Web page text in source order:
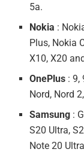
5a.
Nokia :
Plus, Nokia
X10, X20
OnePlus : 9,
Nord, Nord
Samsung :
S20 Ultra,
Note 20